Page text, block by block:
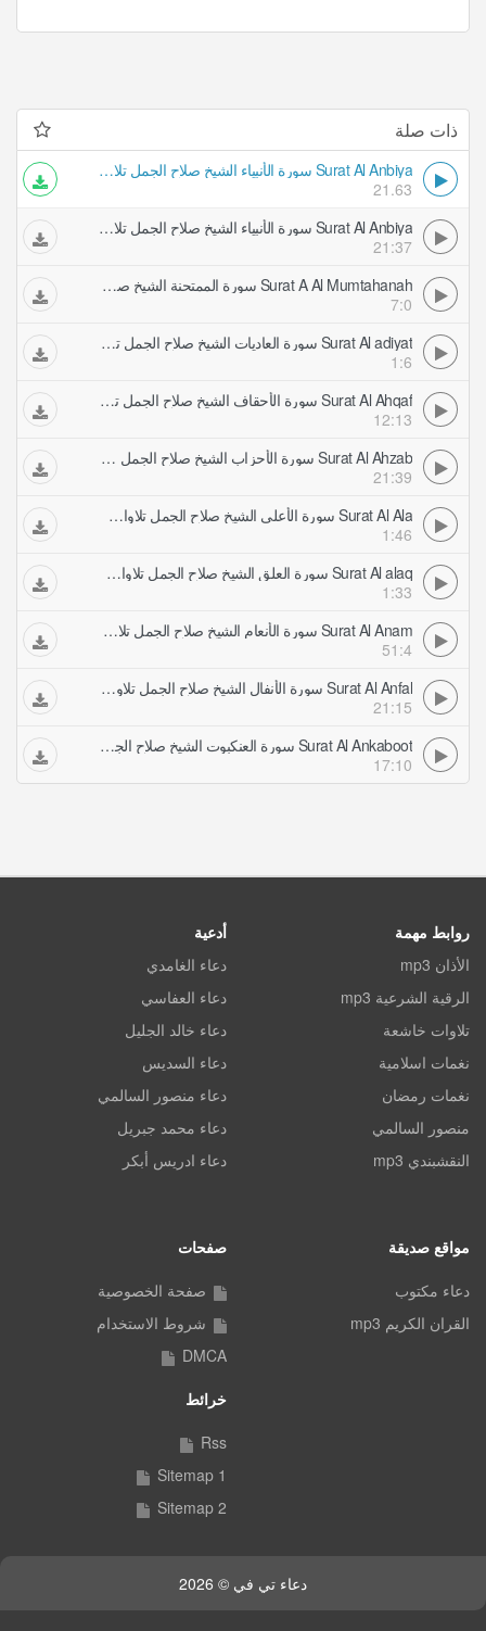
ذات صلة
Surat Al Anbiya سورة الأنبياء الشيخ صلاح الجمل تلاوات مرتلة
21.63
Surat Al Anbiya سورة الأنبياء الشيخ صلاح الجمل تلاوات مرتلة
21:37
Surat A Al Mumtahanah سورة الممتحنة الشيخ صلاح الجمل تلاوات مرتلة
7:0
Surat Al adiyat سورة العاديات الشيخ صلاح الجمل تلاوات مرتلة
1:6
Surat Al Ahqaf سورة الأحقاف الشيخ صلاح الجمل تلاوات مرتلة
12:13
Surat Al Ahzab سورة الأحزاب الشيخ صلاح الجمل تلاوات مرتلة
21:39
Surat Al Ala سورة الأعلى الشيخ صلاح الجمل تلاوات مرتلة
1:46
Surat Al alaq سورة العلق الشيخ صلاح الجمل تلاوات مرتلة
1:33
Surat Al Anam سورة الأنعام الشيخ صلاح الجمل تلاوات مرتلة
51:4
Surat Al Anfal سورة الأنفال الشيخ صلاح الجمل تلاوات مرتلة
21:15
Surat Al Ankaboot سورة العنكبوت الشيخ صلاح الجمل تلاوات مرتلة
17:10
روابط مهمة
الأذان mp3
الرقية الشرعية mp3
تلاوات خاشعة
نغمات اسلامية
نغمات رمضان
منصور السالمي
النقشبندي mp3
أدعية
دعاء الغامدي
دعاء العفاسي
دعاء خالد الجليل
دعاء السديس
دعاء منصور السالمي
دعاء محمد جبريل
دعاء ادريس أبكر
مواقع صديقة
دعاء مكتوب
القران الكريم mp3
صفحات
صفحة الخصوصية
شروط الاستخدام
DMCA
خرائط
Rss
Sitemap 1
Sitemap 2
دعاء تي في © 2026